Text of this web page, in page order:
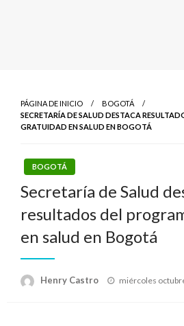
PÁGINA DE INICIO
BOGOTÁ
SECRETARÍA DE SALUD DESTACA
GRATUIDAD EN SALUD EN BOGOTÁ
BOGOTÁ
Secretaría de Salud
resultados del
en salud en Bogotá
Henry Castro
Publicado
miércoles